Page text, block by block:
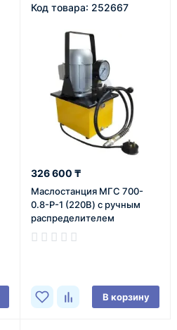
Код товара: 252667
326 600 ₸
Маслостанция МГС 700-
0.8-Р-1 (220В) с ручным
распределителем
В корзину